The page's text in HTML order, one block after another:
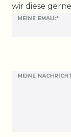
wir diese
MEINE EMALI:*
MEINE